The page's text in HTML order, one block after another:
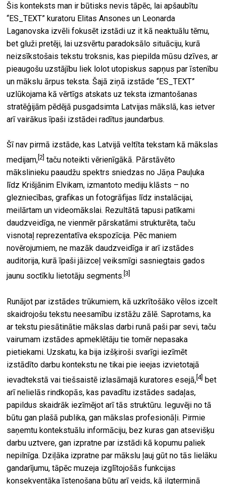
Šis konteksts man ir būtisks nevis tāpēc, lai apšaubītu
“ES_TEXT” kuratoru Elitas Ansones un Leonarda
Laganovska izvēli fokusēt izstādi uz it kā neaktuālu tēmu,
bet gluži pretēji, lai uzsvērtu paradoksālo situāciju, kurā
neizsīkstošais tekstu troksnis, kas piepilda mūsu dzīves, ar
pieaugošu uzstājību liek lolot utopiskus sapņus par īstenību
un mākslu ārpus teksta. Šajā ziņā izstāde “ES_TEXT”
uzlūkojama kā vērtīgs atskats uz teksta izmantošanas
stratēģijām pēdējā pusgadsimta Latvijas mākslā, kas ietver
arī vairākus īpaši izstādei radītus jaundarbus.
Šī nav pirmā izstāde, kas Latvijā veltīta tekstam kā mākslas
medijam,[2] taču noteikti vērienīgākā. Pārstāvēto
mākslinieku paaudžu spektrs sniedzas no Jāņa Pauļuka
līdz Krišjānim Elvikam, izmantoto mediju klāsts – no
glezniecības, grafikas un fotogrāfijas līdz instalācijai,
meilārtam un videomākslai. Rezultātā tapusi patīkami
daudzveidīga, ne vienmēr pārskatāmi strukturēta, taču
visnotaļ reprezentatīva ekspozīcija. Pēc maniem
novērojumiem, ne mazāk daudzveidīga ir arī izstādes
auditorija, kurā īpaši jāizceļ veiksmīgi sasniegtais gados
jaunu soctīklu lietotāju segments.[3]
Runājot par izstādes trūkumiem, kā uzkrītošāko vēlos izcelt
skaidrojošu tekstu neesamību izstāžu zālē. Saprotams, ka
ar tekstu piesātinātie mākslas darbi runā paši par sevi, taču
vairumam izstādes apmeklētāju tie tomēr nepasaka
pietiekami. Uzskatu, ka bija izšķiroši svarīgi iezīmēt
izstādīto darbu kontekstu ne tikai pie ieejas izvietotajā
ievadtekstā vai tiešsaistē izlasāmajā kuratores esejā,[4] bet
arī nelielās rindkopās, kas pavadītu izstādes sadaļas,
papildus skaidrāk iezīmējot arī tās struktūru. Ieguvēji no tā
būtu gan plašā publika, gan mākslas profesionāļi. Pirmie
saņemtu kontekstuālu informāciju, bez kuras gan atsevišķu
darbu uztvere, gan izpratne par izstādi kā kopumu paliek
nepilnīga. Dziļāka izpratne par mākslu ļauj gūt no tās lielāku
gandarījumu, tāpēc muzeja izglītojošās funkcijas
konsekventāka īstenošana būtu arī veids, kā ilgtermiņā